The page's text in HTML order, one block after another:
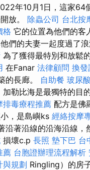
年10月1日，這家64
放。 除蟲公司 台北按
格 它的位置為他們的客
們的夫妻一起度過了浪
為了獲得最特別和放鬆
在Fanar 法律顧問 換發
的長廊。 自助餐 玻尿酸
勒比海是最獨特的目
排毒療程推薦 配方是佛
，是島嶼ks 經絡按摩
沿著沿線的沿海沿線，
損壞c.p 長照 墊下巴 台
薦 台胞證辦理流程解析
與規劃 Ringling）的房